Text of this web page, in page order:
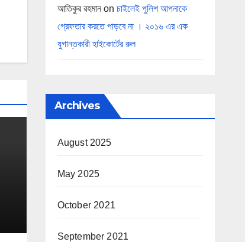
আতিকুর রহমানon চাইলেই পুলিশ আপনাকে
গ্রেফতার করতে পাড়বে না । ২০১৬ এর এক
যুগান্তকারী হাইকোর্টের রুল
Archives
August 2025
May 2025
October 2021
September 2021